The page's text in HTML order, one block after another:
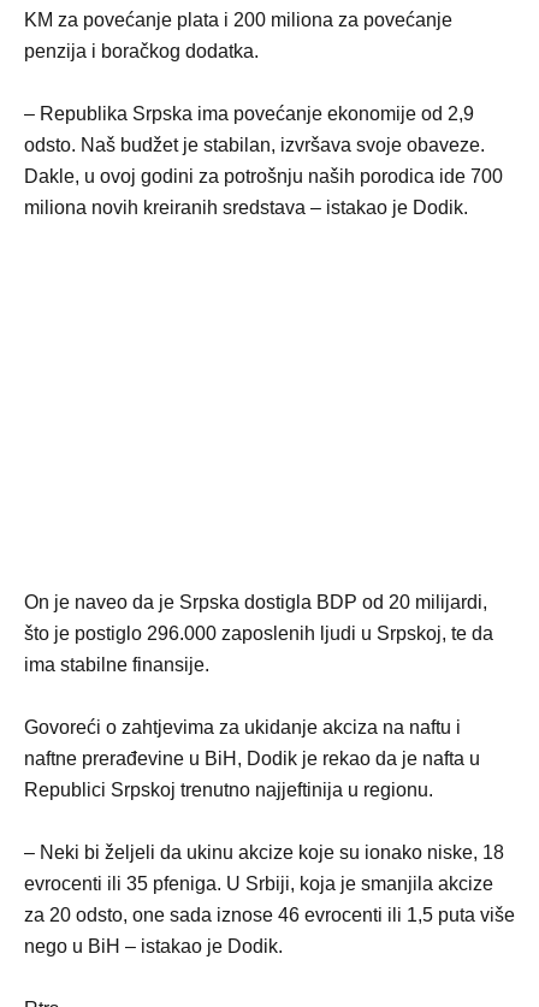
KM za povećanje plata i 200 miliona za povećanje
penzija i boračkog dodatka.
– Republika Srpska ima povećanje ekonomije od 2,9
odsto. Naš budžet je stabilan, izvršava svoje obaveze.
Dakle, u ovoj godini za potrošnju naših porodica ide 700
miliona novih kreiranih sredstava – istakao je Dodik.
On je naveo da je Srpska dostigla BDP od 20 milijardi,
što je postiglo 296.000 zaposlenih ljudi u Srpskoj, te da
ima stabilne finansije.
Govoreći o zahtjevima za ukidanje akciza na naftu i
naftne prerađevine u BiH, Dodik je rekao da je nafta u
Republici Srpskoj trenutno najjeftinija u regionu.
– Neki bi željeli da ukinu akcize koje su ionako niske, 18
evrocenti ili 35 pfeniga. U Srbiji, koja je smanjila akcize
za 20 odsto, one sada iznose 46 evrocenti ili 1,5 puta više
nego u BiH – istakao je Dodik.